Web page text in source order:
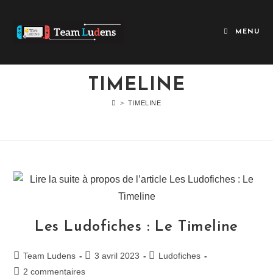
MENU
TIMELINE
> TIMELINE
Les Ludofiches : Le Timeline
Team Ludens 3 avril 2023
Ludofiches
2 commentaires